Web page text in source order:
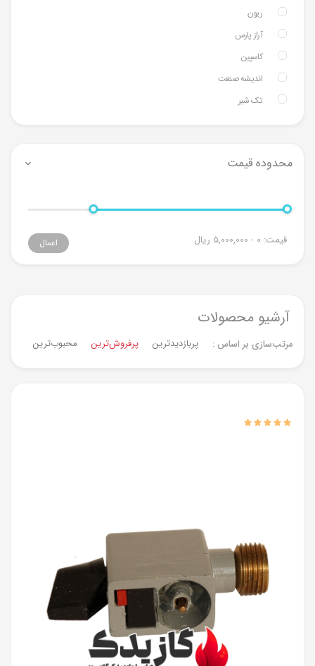
ریون
آراز پارس
کاسپین
اندیشه صنعت
تک شیر
محدوده قیمت
قیمت: 0 - 5,000,000 ریال اعمال
آرشیو محصولات
مرتب‌سازی بر اساس : پربازدیدترین پرفروش‌ترین‌ محبوب‌ترین